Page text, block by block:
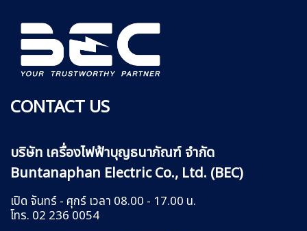
CONTACT US
บริษัท เครื่องไฟฟ้าบุญธนาภัณฑ์ จำกัด
Buntanaphan Electric Co., Ltd. (BEC)
เปิด จันทร์ - ศุกร์ เวลา 08.00 - 17.00 น.
โทร. 02 236 0054